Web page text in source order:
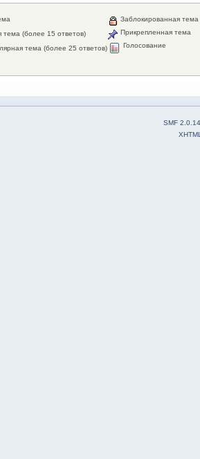
тема (более 15 ответов)
тема (более 25 ответов)
Заблокированная тема
Прикрепленная тема
Голосование
SMF 2.0.14